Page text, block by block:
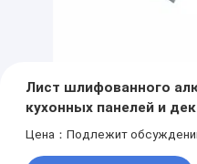
Лист шлифованного
кухонных панелей и
Цена：Подлежит